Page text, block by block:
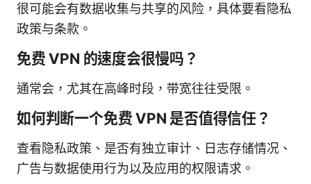
很可能会有数据收集与共享的风险，具体要看隐私
政策与条款。
免费 VPN 的速度会很慢吗？
通常会，尤其在高峰时段，带宽往往受限。
如何判断一个免费 VPN 是否值得信任？
查看隐私政策、是否有独立审计、日志存储情况、
广告与数据使用行为以及应用的权限请求。